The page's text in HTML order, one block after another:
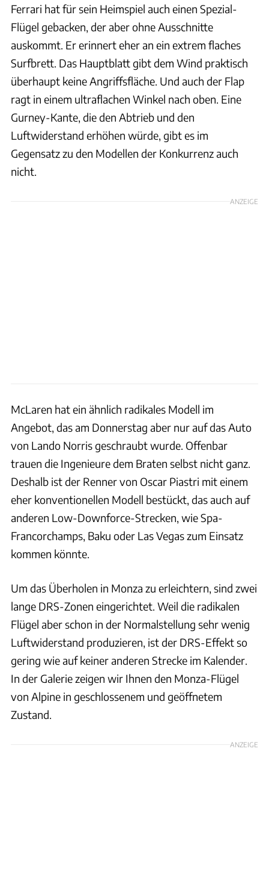
Ferrari hat für sein Heimspiel auch einen Spezial-
Flügel gebacken, der aber ohne Ausschnitte
auskommt. Er erinnert eher an ein extrem flaches
Surfbrett. Das Hauptblatt gibt dem Wind praktisch
überhaupt keine Angriffsfläche. Und auch der Flap
ragt in einem ultraflachen Winkel nach oben. Eine
Gurney-Kante, die den Abtrieb und den
Luftwiderstand erhöhen würde, gibt es im
Gegensatz zu den Modellen der Konkurrenz auch
nicht.
ANZEIGE
McLaren hat ein ähnlich radikales Modell im
Angebot, das am Donnerstag aber nur auf das Auto
von Lando Norris geschraubt wurde. Offenbar
trauen die Ingenieure dem Braten selbst nicht ganz.
Deshalb ist der Renner von Oscar Piastri mit einem
eher konventionellen Modell bestückt, das auch auf
anderen Low-Downforce-Strecken, wie Spa-
Francorchamps, Baku oder Las Vegas zum Einsatz
kommen könnte.
Um das Überholen in Monza zu erleichtern, sind zwei
lange DRS-Zonen eingerichtet. Weil die radikalen
Flügel aber schon in der Normalstellung sehr wenig
Luftwiderstand produzieren, ist der DRS-Effekt so
gering wie auf keiner anderen Strecke im Kalender.
In der Galerie zeigen wir Ihnen den Monza-Flügel
von Alpine in geschlossenem und geöffnetem
Zustand.
ANZEIGE